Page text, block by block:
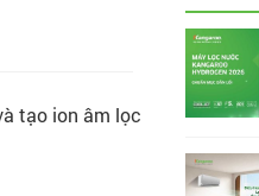
tạo ion âm lọc